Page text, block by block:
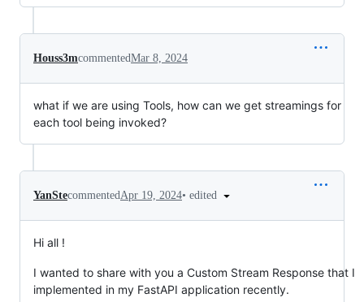
Houss3mcommentedMar 8, 2024
what if we are using Tools, how can we get streamings for
each tool being invoked?
YanStecommented Apr 19, 2024• edited
Hi all !
I wanted to share with you a Custom Stream Response that I
implemented in my FastAPI application recently.